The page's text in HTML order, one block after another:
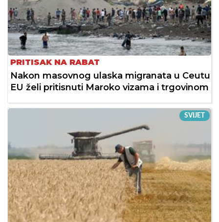
PRITISAK NA RABAT
Nakon masovnog ulaska migranata u Ceutu
EU želi pritisnuti Maroko vizama i trgovinom
SVIJET